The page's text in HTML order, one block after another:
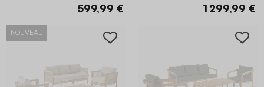
599,99 € 1 299,99 €
NOUVEAU